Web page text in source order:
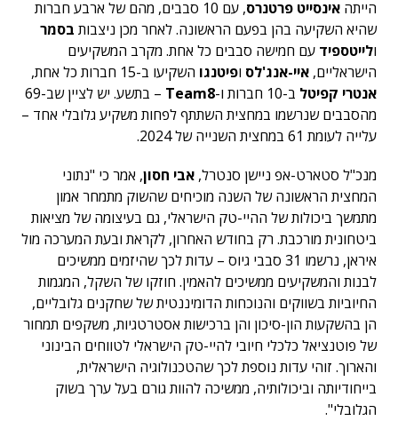
הייתה אינסייט פרטנרס
, עם 10 סבבים, מהם של ארבע חברות
שהיא השקיעה בהן בפעם הראשונה. לאחר מכן ניצבות בסמר
ולייטספיד עם חמישה סבבים כל אחת. מקרב המשקיעים
הישראליים, איי-אנג'לס ופיטנגו השקיעו ב-15 חברות כל אחת,
אנטרי קפיטל ב-10 חברות ו- Team8
– בתשע. יש לציין שב-69
מהסבבים שנרשמו במחצית השתתף לפחות משקיע גלובלי אחד –
עלייה לעומת 61 במחצית השנייה של 2024.
מנכ"ל סטארט-אפ ניישן סנטרל, אבי חסון, אמר כי "נתוני
המחצית הראשונה של השנה מוכיחים שהשוק מתמחר אמון
מתמשך ביכולות של ההיי-טק הישראלי, גם בעיצומה של מציאות
ביטחונית מורכבת. רק בחודש האחרון, לקראת ובעת המערכה מול
איראן, נרשמו 31 סבבי גיוס – עדות לכך שהיזמים ממשיכים
לבנות והמשקיעים ממשיכים להאמין. חוזקו של השקל, המגמות
החיוביות בשווקים והנוכחות הדומיננטית של שחקנים גלובליים,
הן בהשקעות הון-סיכון והן ברכישות אסטרטגיות, משקפים תמחור
של פוטנציאל כלכלי חיובי להיי-טק הישראלי לטווחים הבינוני
והארוך. זוהי עדות נוספת לכך שהטכנולוגיה הישראלית,
בייחודיותה וביכולותיה, ממשיכה להוות גורם בעל ערך בשוק
הגלובלי".